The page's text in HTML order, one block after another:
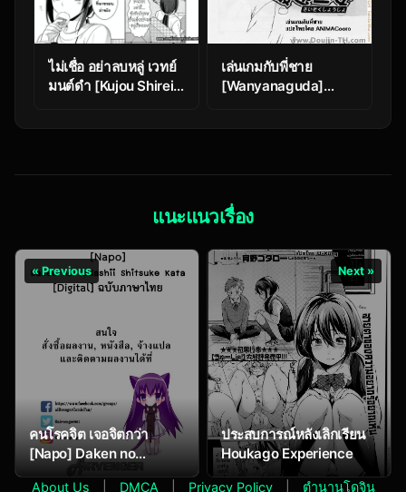
ไม่เชื่อ อย่าลบหลู่ เวทย์
มนต์ดำ [Kujou Shirei]
เล่นเกมกับพี่ชาย
[Wanyanaguda]
แนะแนวเรื่อง
« Previous
คนโรคจิต เจอจิตกว่า
[Napo] Daken no
Tadashii Shitsuke Kata
Next »
ประสบการณ์หลังเลิกเรียน
Houkago Experience
About Us DMCA Privacy Policy ตำนานโดจิน